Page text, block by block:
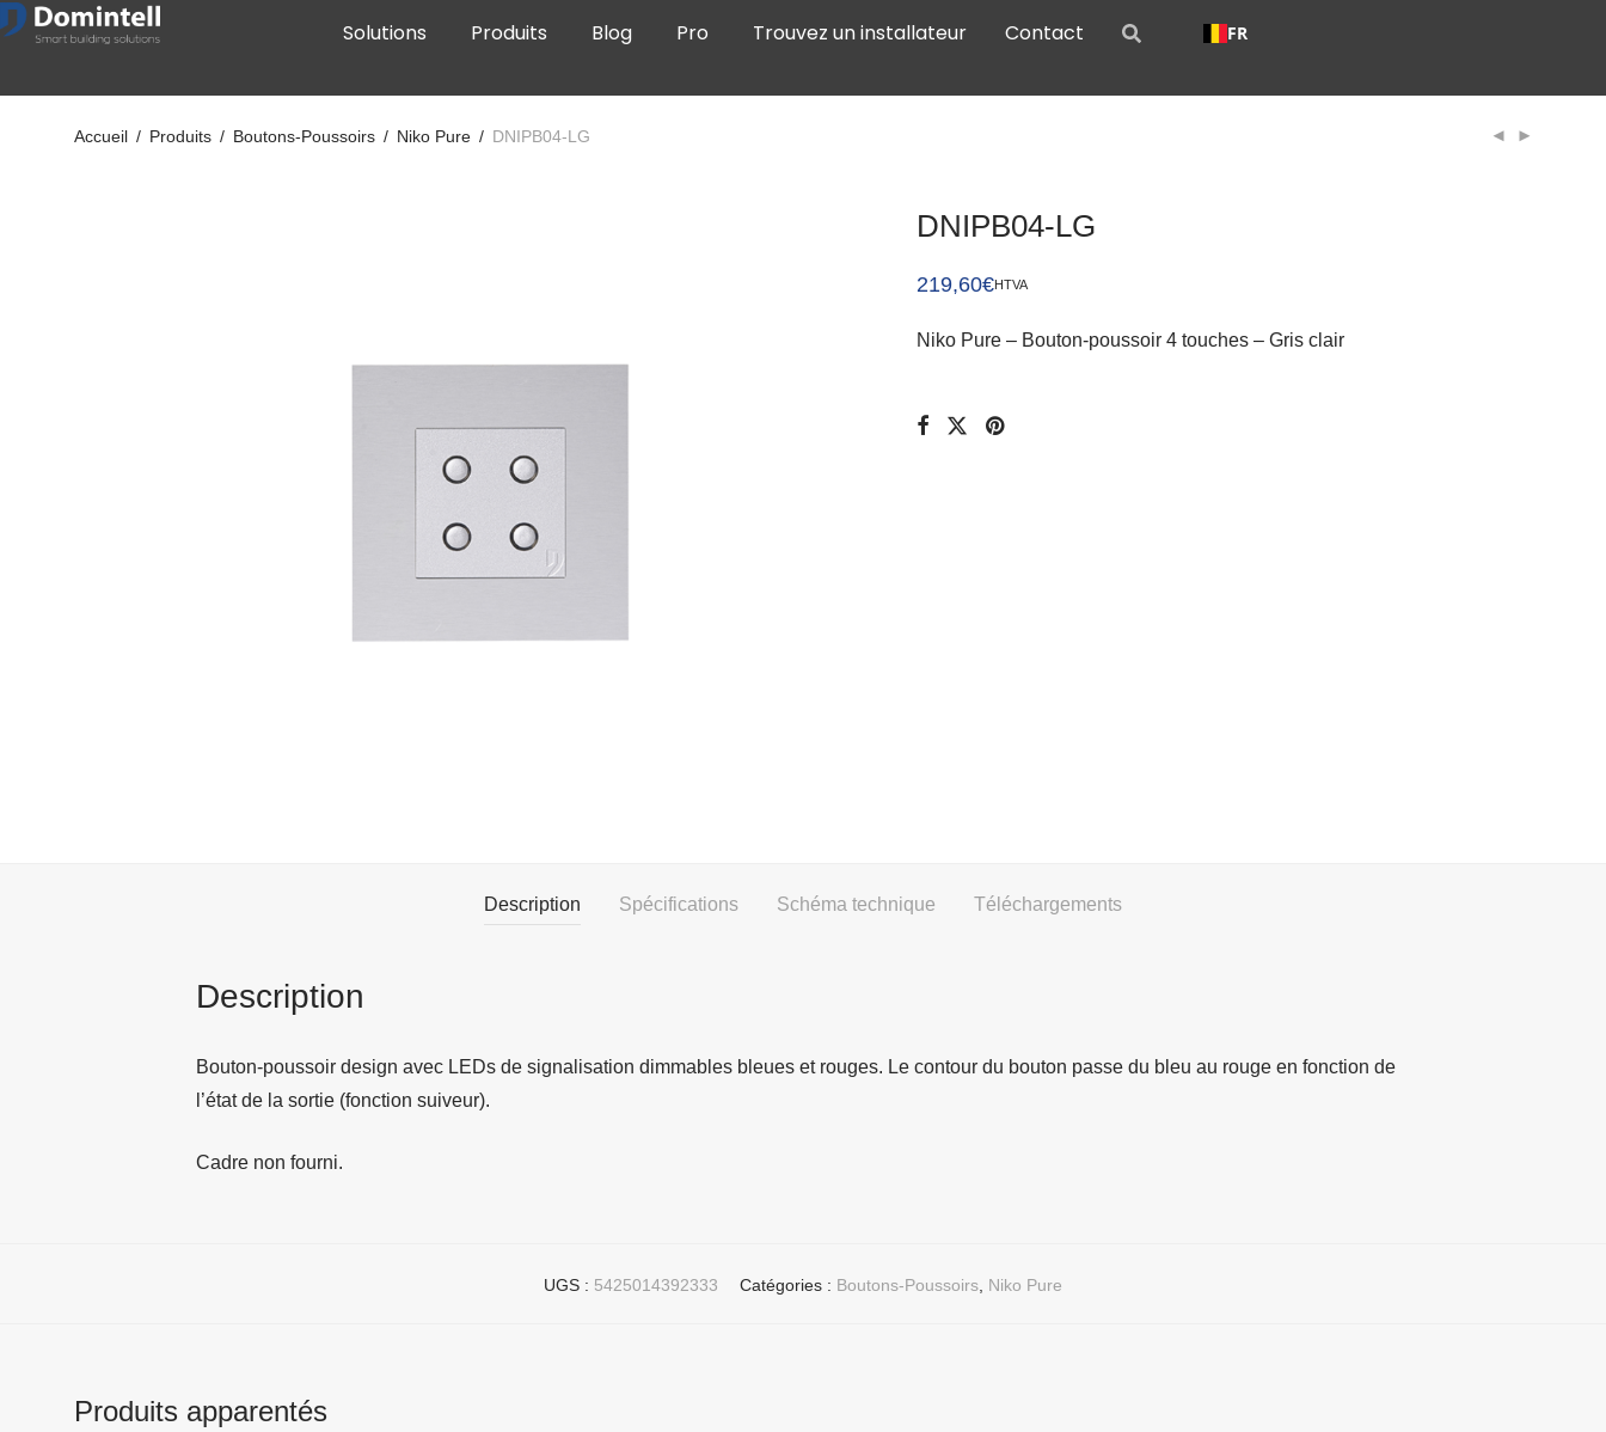
Solutions Produits Blog Pro Trouvez un installateur Contact FR
Accueil / Produits / Boutons-Poussoirs / Niko Pure / DNIPB04-LG
DNIPB04-LG
219,60€HTVA
Niko Pure – Bouton-poussoir 4 touches – Gris clair
Description Spécifications Schéma technique Téléchargements
Description
Bouton-poussoir design avec LEDs de signalisation dimmables bleues et rouges. Le contour du bouton passe du bleu au rouge en fonction de
l’état de la sortie (fonction suiveur).
Cadre non fourni.
UGS : 5425014392333 Catégories : Boutons-Poussoirs Niko Pure
Produits apparentés